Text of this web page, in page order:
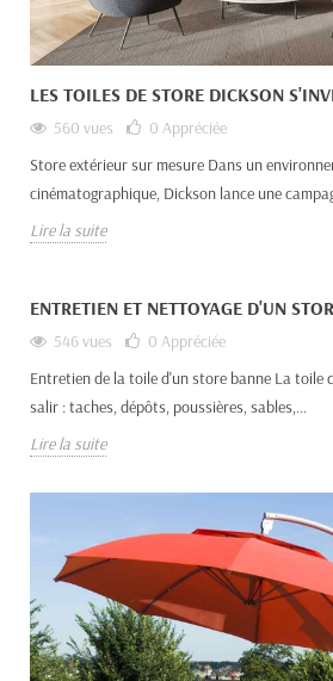
LES TOILES DE STORE DICKSON
560 vues 0 Appréciée
Store extérieur sur mesure Dans un
cinématographique, Dickson lance une
Lire la suite
ENTRETIEN ET NETTOYAGE D'UN
546 vues 0 Appréciée
Entretien de la toile d'un store banne La toile
salir : taches, dépôts, poussières, sables,...
Lire la suite